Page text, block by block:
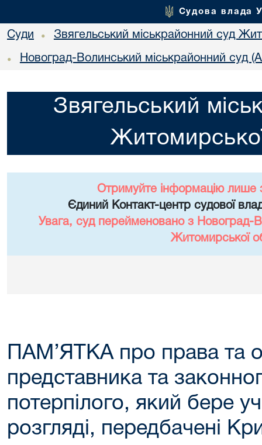
Судова влада
Суди • Звягельський міськрайонний суд
• Новоград-Волинський міськрайонний суд
Звягельський
Отримуйте інформацію лише
Єдиний Контакт-центр судової
Увага, суд перейменовано з Новоград-
Житомирської
ПАМ’ЯТКА про права та
представника та
потерпілого, який бере
розгляді, передбачені